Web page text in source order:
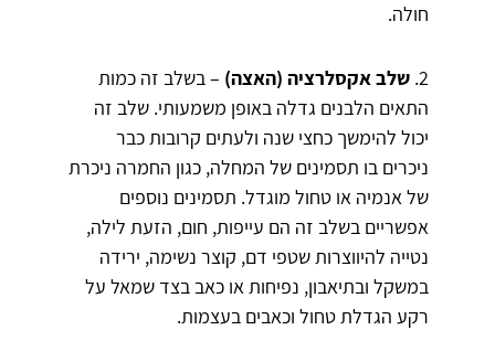
חולה.
2. שלב אקסלרציה (האצה) – בשלב זה כמות
התאים הלבנים גדלה באופן משמעותי. שלב זה
יכול להימשך כחצי שנה ולעתים קרובות כבר
ניכרים בו תסמינים של המחלה, כגון החמרה ניכרת
של אנמיה או טחול מוגדל. תסמינים נוספים
אפשריים בשלב זה הם עייפות, חום, הזעת לילה,
נטייה להיווצרות שטפי דם, קוצר נשימה, ירידה
במשקל ובתיאבון, נפיחות או כאב בצד שמאל על
רקע הגדלת טחול וכאבים בעצמות.